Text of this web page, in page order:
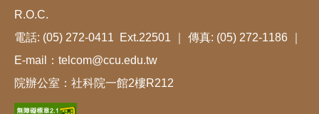
R.O.C.
電話: (05) 272-0411 Ext.22501 ｜ 傳真: (05) 272-1186 ｜
E-mail：telcom@ccu.edu.tw
院辦公室：社科院一館2樓R212